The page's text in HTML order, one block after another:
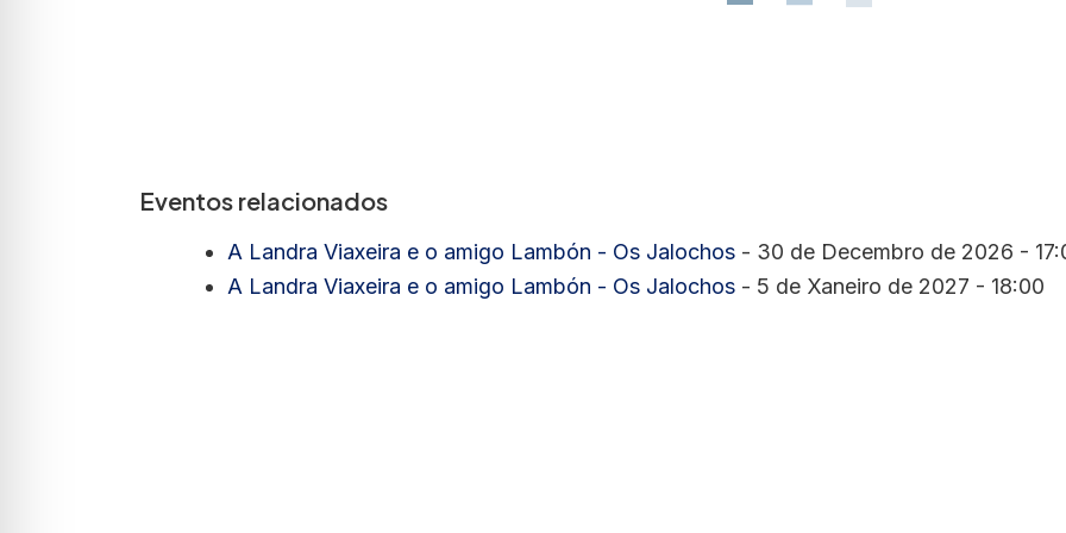
Eventos relacionados
A Landra Viaxeira e o amigo Lambón - Os Jalochos - 30 de Decembro de 2026 -
A Landra Viaxeira e o amigo Lambón - Os Jalochos - 5 de Xaneiro de 2027 - 18:00